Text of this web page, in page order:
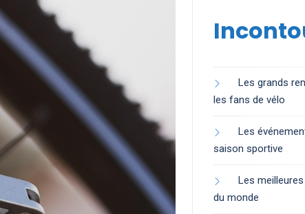
Les grands
les fans de vélo
Les
saison sportive
Les
du monde